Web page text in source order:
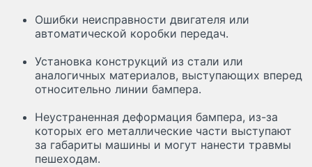
Ошибки неисправности двигателя или
автоматической коробки передач.
Установка конструкций из стали или
аналогичных материалов, выступающих вперед
относительно линии бампера.
Неустраненная деформация бампера, из-за
которых его металлические части выступают
за габариты машины и могут нанести травмы
пешеходам.